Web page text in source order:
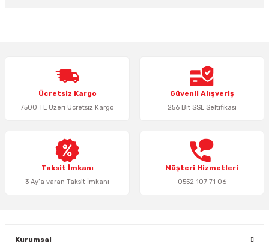
Ürün resmi kalitesiz, bozuk veya görüntülenemiyor.
Ürün açıklamasında eksik bilgiler bulunuyor.
Ürün bilgilerinde hatalar bulunuyor.
Bu ürüne benzer farklı alternatifler olmalı.
Ücretsiz Kargo
7500 TL Üzeri Ücretsiz Kargo
Güvenli Alışveriş
256 Bit SSL Seltifikası
Taksit İmkanı
3 Ay’a varan Taksit İmkanı
Müşteri Hizmetleri
0552 107 71 06
Kurumsal